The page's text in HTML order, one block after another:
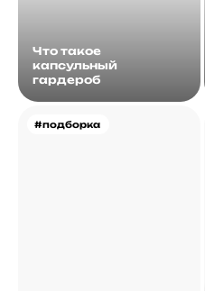
Что такое
капсульный
гардероб
#подборка